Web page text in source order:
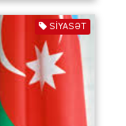
SIYASƏT